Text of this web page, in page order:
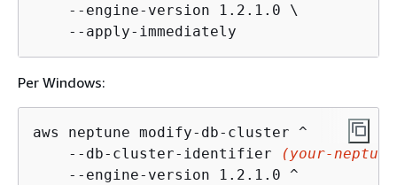
    --engine-version 1.2.1.0 \
    --apply-immediately
Per Windows:
aws neptune modify-db-cluster ^
    --db-cluster-identifier
(your-
    --engine-version 1.2.1.0 ^